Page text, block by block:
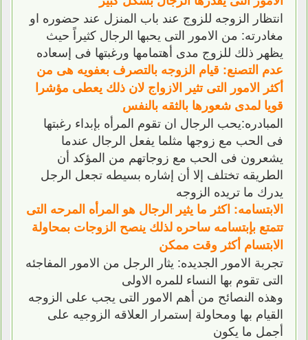
انتظار الزوجه للزوج عند باب المنزل عند حضوره او
مغادرته: من الامور التى يحبها الرجال كثيراً حيث
يظهر ذلك للزوج مدى أهتمامها ورغبتها فى إسعاده
عدم التصنع: قيام الزوجه بالتصرف بعفويه هى من
أكثر الامور التى تثير الازواج لان ذلك يعطى مؤشرا
قويا لمدى شعورها بالثقه بالنفس
المبادره:يحب الرجال ان تقوم المرأه بإبداء رغبتها
فى الحب مع زوجها مثلما يفعل الرجال عندما
يشعرون فى الحب مع زوجاتهم من المؤكد أن
الطريقه تختلف إلا أن إشاره بسيطه تجعل الرجل
يدرك ما تريده الزوجه
الابتسامه: اكثر ما يثير الرجال هو المرأه المرحه التى
تتمتع بإبتسامه ساحره لذلك ينصح الزوجات بمحاولة
الابتسام أكثر وقت ممكن
تجربة الامور الجديده: يثار الرجل من الامور المفاجئه
التى تقوم بها النساء للمره الاولى
وهذه النصائح من أهم الامور التى يجب على الزوجه
القيام بها ومحاولة إستمرار العلاقه الزوجيه على
أجمل ما يكون